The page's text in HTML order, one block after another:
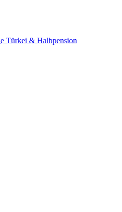
Türkei & Halbpension